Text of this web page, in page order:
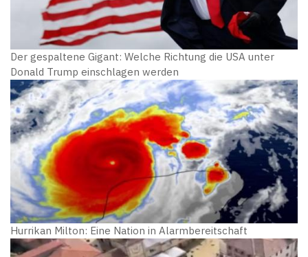
Der gespaltene Gigant: Welche Richtung die USA unter
Donald Trump einschlagen werden
Hurrikan Milton: Eine Nation in Alarmbereitschaft